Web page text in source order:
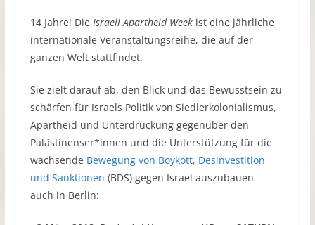
14 Jahre! Die Israeli Apartheid Weekist eine jährliche
internationale Veranstaltungsreihe, die auf der
ganzen Welt stattfindet.
Sie zielt darauf ab, den Blick und das Bewusstsein zu
schärfen für Israels Politik von Siedlerkolonialismus,
Apartheid und Unterdrückung gegenüber den
Palästinenser*innen und die Unterstützung für die
wachsende Bewegung von Boykott, Desinvestition
und Sanktionen (BDS) gegen Israel auszubauen –
auch in Berlin: